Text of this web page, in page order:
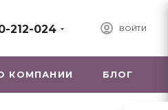
ВОЙТИ
212-024
КОМПАНИИ БЛОГ